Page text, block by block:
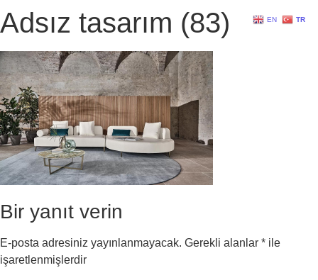
Adsız tasarım (83)
Bir yanıt verin
E-posta adresiniz yayınlanmayacak. Gerekli alanlar * ile
işaretlenmişlerdir
EN TR